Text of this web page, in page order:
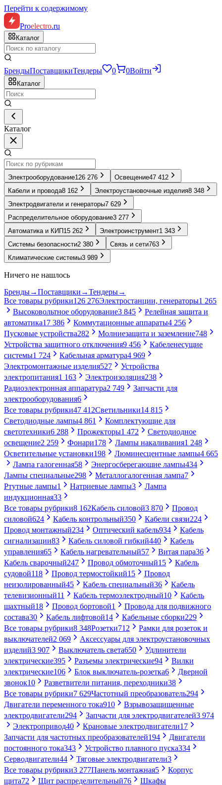
Перейти к содержимому
Proelectro.ru
Каталог
БрендыПоставщикиТендеры 0 0Войти
Каталог
Каталог
Электрооборудование126 276 Освещение47 412
Кабели и провода8 162 Электроустановочные изделия8 348
Электродвигатели и генераторы7 629
Распределительное оборудование3 277
Автоматика и КИП 15 262 Электроинструмент1 343
Системы безопасности2 380 Связь и сети763
Климатические системы3 989
Ничего не нашлось
Бренды→Поставщики →Тендеры→
Все товары рубрики126 276Электростанции, генераторы1 265
Высоковольтное оборудование3 845
Релейная защита и
автоматика17 386 Коммутационные аппараты4 256
Пусковые устройства282 Молниезащита и заземление748
Устройства защитного отключения9 456
Кабеленесущие
системы1 724 Кабельная арматура4 969
Электромонтажные изделия527
Устройства
электропитания1 163 Электроизоляция238
Радиоэлектронная аппаратура2 749
Запчасти для
электрооборудования6
Все товары рубрики47 412Светильники14 815
Светодиодные лампы4 861
Комплектующие для
светотехники6 288 Прожекторы1 472
Светодиодное
освещение2 259 Фонари178 Лампы накаливания1 248
Осветительные установки198 Люминесцентные лампы4 665
Лампа галогенная58 Энергосберегающие лампы434
Лампы специальные298 Металлогалогенная лампа7
Ртутные лампы1 Натриевые лампы3
Лампа
индукционная33
Все товары рубрики8 162Кабель силовой3 870
Провод
силовой624 Кабель контрольный350 Кабели связи224
Провод монтажный234 Оптический кабель934
Кабель
сигнализации83 Кабель силовой гибкий440
Кабель
управления65 Кабель нагревательный57 Витая пара36
Кабель сварочный247 Провод обмоточный15
Кабель
судовой118 Провод термостойкий15
Провод
неизолированный45 Кабель специальный36
Кабель
телевизионный11 Кабель термоэлектродный10
Кабель
шахтный18 Провод бортовой1
Провода для подвижного
состава30 Кабель лифтовой14 Кабельные сборки229
Все товары рубрики8 348Розетки712
Рамки для розеток и
выключателей2 069
Аксессуары для электроустановочных
изделий3 907 Выключатель света650
Удлинители
электрические395 Разъемы электрические94
Вилки
электрические106 Блок выключатель-розетка6
Дверной
звонок10 Разветвители питания, переходники38
Все товары рубрики7 629Частотный преобразователь294
Двигатели переменного тока910
Взрывозащищенные
электродвигатели294 Запчасти для электродвигателей3 974
Электропривод40 Крановые электродвигатели17
Запчасти для частотных преобразователей194
Двигатели
постоянного тока343 Устройство плавного пуска334
Серводвигатели44 Тяговые электродвигатели3
Все товары рубрики3 277Панель монтажная5
Корпус
щита72 Щит распределительный76
Шкафы